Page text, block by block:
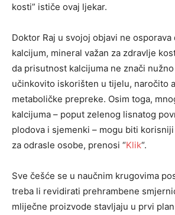
kosti” ističe ovaj ljekar.
Doktor Raj u svojoj objavi ne osporava
kalcijum, mineral važan za zdravlje
da prisutnost kalcijuma ne znači
učinkovito iskorišten u tijelu, naročito
metaboličke prepreke. Osim toga,
kalcijuma – poput zelenog lisnatog
plodova i sjemenki – mogu biti
za odrasle osobe, prenosi “Klik“.
Sve češće se u naučnim krugovima
treba li revidirati prehrambene
mliječne proizvode stavljaju u prvi